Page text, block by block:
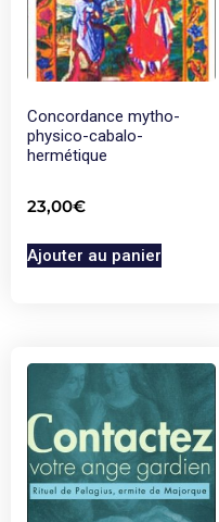
Concordance mytho-
physico-cabalo-
hermétique
23,00€
Ajouter au panier